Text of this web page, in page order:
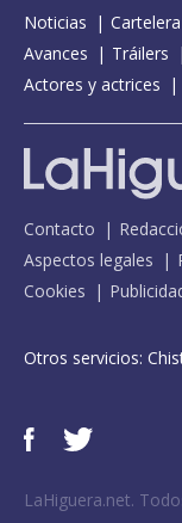
Noticias Cartelera
Avances
Tráilers
Actores y actrices
Contacto
Aspectos legales
Cookies
Otros servicios:
LaHiguera.net.